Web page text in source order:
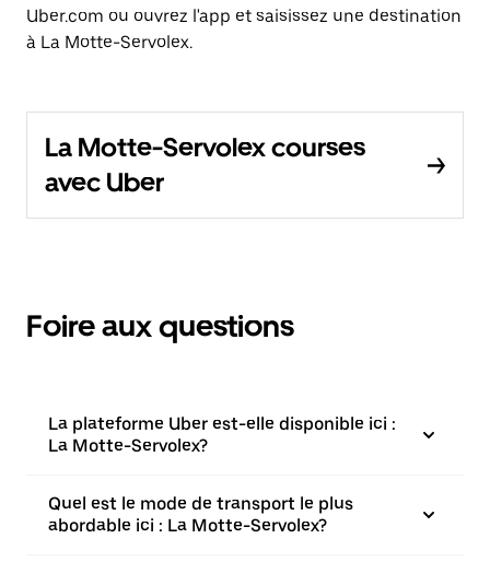
Uber.com ou ouvrez l'app et saisissez une destination
à La Motte-Servolex.
La Motte-Servolex courses
avec Uber
Foire aux questions
La plateforme Uber est-elle disponible ici :
La Motte-Servolex?
Quel est le mode de transport le plus
abordable ici : La Motte-Servolex?